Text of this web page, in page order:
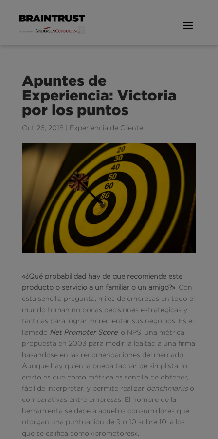
Apuntes de
Experiencia: Victoria
por los puntos
Oct 26, 2018 Experiencia de Cliente
«¿Qué probabilidad hay de que recomiende este
producto o servicio a un familiar o un amigo?». Con
esta sencilla pregunta, miles de empresas en todo el
mundo toman no pocas decisiones estratégicas y
tácticas para lograr incrementar sus negocios. Es el
llamado Net Promoter Score, o NPS, una métrica
propuesta en 2003 para medir la lealtad a una firma
basándose en las recomendaciones del mercado.
Aunque hay quien la pueda tachar de simplista, lo
cierto es que como métrica es sencilla de obtener,
fácil de interpretar, y permite realizar benchmarkso
comparativas entre empresas. El nombre de la
herramienta se debe a aquellos consumidores que
otorgan una puntuación de 9 o 10 sobre 10, a los
que se califica como «promotores».